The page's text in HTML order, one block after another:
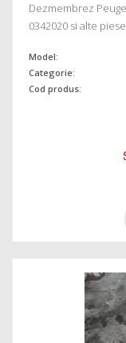
Dezmembrez
0342020 si alte
Model:
Categorie:
Cod produs: